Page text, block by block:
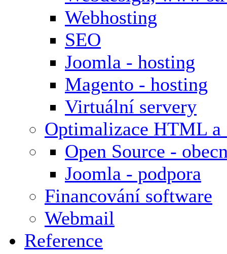
Webhosting
SEO
Joomla - hosting
Magento - hosting
Virtuální servery
Optimalizace HTML a
Open Source -
Joomla - podpora
Financování software
Webmail
Reference